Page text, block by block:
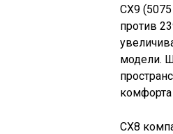
CX9
против
модели.
комфорта
CX8